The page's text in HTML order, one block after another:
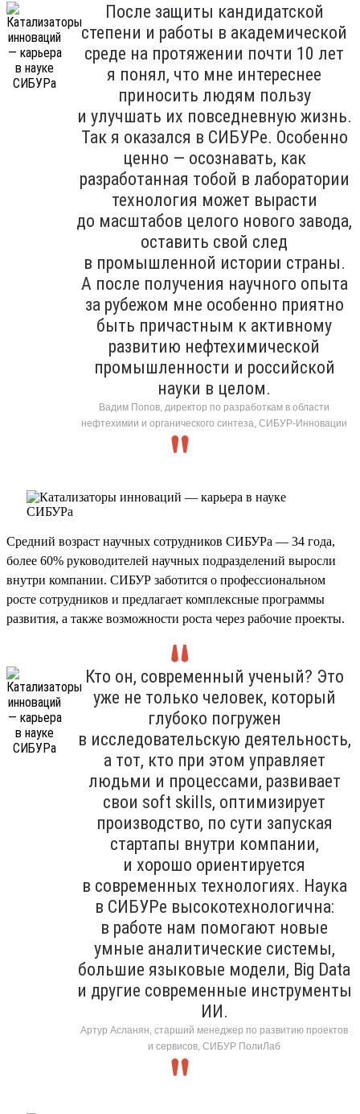
После защиты кандидатской
степени и работы в академической
среде на протяжении почти 10 лет
я понял, что мне интереснее
приносить людям пользу
и улучшать их повседневную жизнь.
Так я оказался в СИБУРе. Особенно
ценно — осознавать, как
разработанная тобой в лаборатории
технология может вырасти
до масштабов целого нового завода,
оставить свой след
в промышленной истории страны.
А после получения научного опыта
за рубежом мне особенно приятно
быть причастным к активному
развитию нефтехимической
промышленности и российской
науки в целом.
Вадим Попов, директор по разработкам в области
нефтехимии и органического синтеза, СИБУР-Инновации
Средний возраст научных сотрудников СИБУРа — 34 года,
более 60% руководителей научных подразделений выросли
внутри компании. СИБУР заботится о профессиональном
росте сотрудников и предлагает комплексные программы
развития, а также возможности роста через рабочие проекты.
Кто он, современный ученый? Это
уже не только человек, который
глубоко погружен
в исследовательскую деятельность,
а тот, кто при этом управляет
людьми и процессами, развивает
свои soft skills, оптимизирует
производство, по сути запуская
стартапы внутри компании,
и хорошо ориентируется
в современных технологиях. Наука
в СИБУРе высокотехнологична:
в работе нам помогают новые
умные аналитические системы,
большие языковые модели, Big Data
и другие современные инструменты
ИИ.
Артур Асланян, старший менеджер по развитию проектов
и сервисов, СИБУР ПолиЛаб